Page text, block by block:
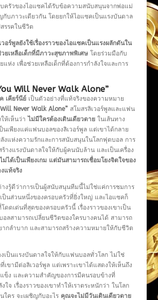
ครัวของไอแซคได้รับข้อความสนับสนุนจากพ่อแม่
บภาวะเดียวกัน โดยยกให้ไอแซคเป็นแรงบันดาล
รรคในชีวิต
วอร์พูลยังใช้เรื่องราวของไอแซคเป็นแรงผลักดันใน
วยเหลือเด็กที่มีภาวะสุขภาพพิเศษโดยร่วมมือกับ
แห่ง เพื่อช่วยเหลือเด็กที่ต้องการกำลังใจและการ
Will Never Walk Alone”
เคียร์นีย์เป็นตัวอย่างที่แท้จริงของความหมาย
Will Never Walk Alone”สโมสรลิเวอร์พูลและแฟน
ห้เห็นว่า ไม่มีใครต้องเดินเดียวดายในเส้นทาง
นเพียงแค่แฟนบอลของลิเวอร์พูล แต่เขาได้กลาย
งแห่งความรักและการสนับสนุนในโลกฟุตบอล การ
ร้างแรงบันดาลใจให้กับผู้คนนับล้าน และเป็นเครื่อง
ได้เป็นเพียงเกม แต่มันสามารถเชื่อมโยงจิตใจของ
แท้จริง
งรู้ดีว่าการเป็นผู้สนับสนุนทีมนี้ไม่ใช่แค่การชมการ
ป็นส่วนหนึ่งของครอบครัวที่ยิ่งใหญ่ และไอแซคก็
ดดเด่นที่สุดของครอบครัวนี้ เรื่องราวของเขาเป็น
อลสามารถเปลี่ยนชีวิตของใครบางคนได้ สามารถ
กลำบาก และสามารถสร้างความหมายให้กับชีวิต
เป็นแรงบันดาลใจให้กับแฟนบอลทั่วโลก ไม่ใช่
เขามีต่อลิเวอร์พูล แต่เพราะเขาได้แสดงให้เห็นถึง
ข็ง และความสำคัญของการมีคนรอบข้างที่
ใจ เรื่องราวของเขาทำให้เราตระหนักว่า ในโลก
ใคร จะเผชิญกับอะไร คุณจะไม่มีวันเดินเดียวดาย